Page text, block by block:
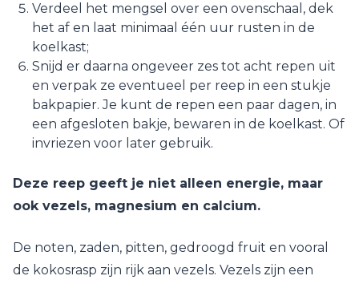
Verdeel het mengsel over een ovenschaal, dek
het af en laat minimaal één uur rusten in de
koelkast;
Snijd er daarna ongeveer zes tot acht repen uit
en verpak ze eventueel per reep in een stukje
bakpapier. Je kunt de repen een paar dagen, in
een afgesloten bakje, bewaren in de koelkast. Of
invriezen voor later gebruik.
Deze reep geeft je niet alleen energie, maar
ook vezels, magnesium en calcium.
De noten, zaden, pitten, gedroogd fruit en vooral
de kokosrasp zijn rijk aan vezels. Vezels zijn een